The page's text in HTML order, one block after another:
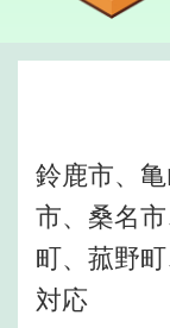
鈴鹿市、
市、桑名
町、菰野
対応